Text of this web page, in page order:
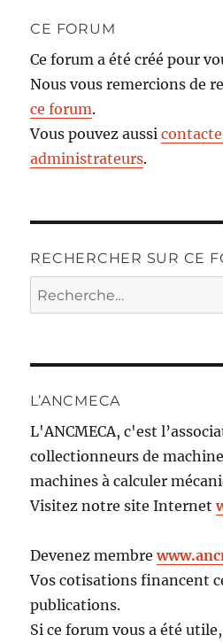
CE FORUM
Ce forum a été créé pour
Nous vous remercions de
ce forum.
Vous pouvez aussi
administrateurs.
RECHERCHER SUR CE
Recherche
pour :
L’ANCMECA
L'ANCMECA, c'est
collectionneurs de
machines à calculer
Visitez notre site Internet
Devenez membre
Vos cotisations financent
publications.
Si ce forum vous a été